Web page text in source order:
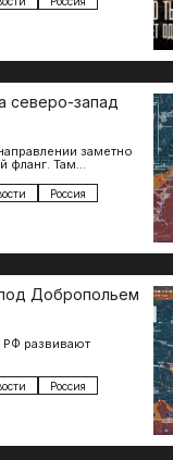
северо-запад
заметно
фланг. Там
Торского
и завязали бои за…
Россия
Добропольем
РФ развивают
участке фронта.
успехи в районе
Россия